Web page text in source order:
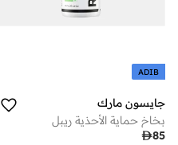
ADIB
جايسون مارك
بخاخ حماية الأحذية ريبل
85